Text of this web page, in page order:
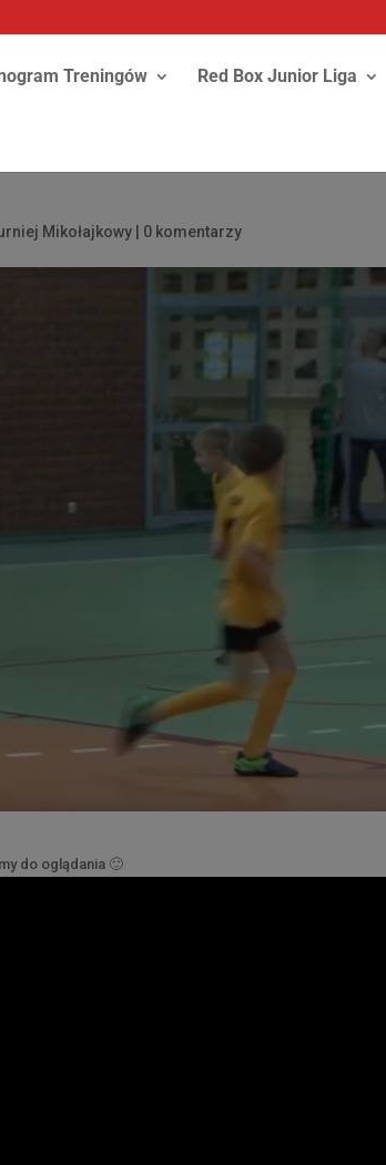
Treningów Red Box Junior Liga
Mikołajkowy 0 komentarzy
do oglądania 🙂